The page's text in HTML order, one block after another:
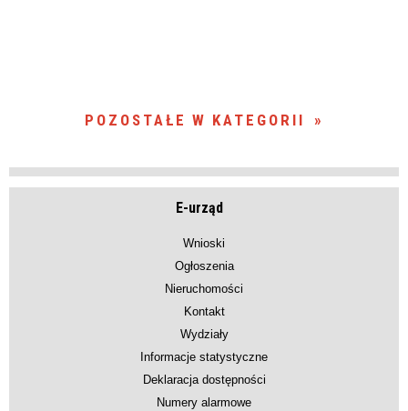
POZOSTAŁE W KATEGORII
E-urząd
Wnioski
Ogłoszenia
Nieruchomości
Kontakt
Wydziały
Informacje statystyczne
Deklaracja dostępności
Numery alarmowe